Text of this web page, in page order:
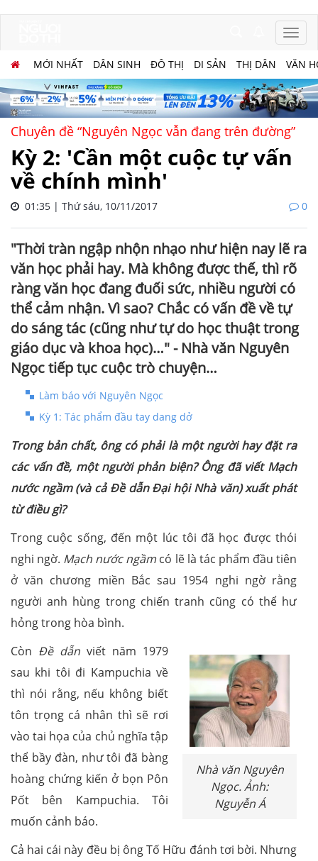
MỚI NHẤT DÂN SINH ĐÔ THỊ DI SẢN THỊ DÂN VĂN
Chuyên đề “Nguyên Ngọc vẫn đang trên đường”
Kỳ 2: 'Cần một cuộc tự vấn
về chính mình'
01:35 | Thứ sáu, 10/11/2017 0
"Thời tràn ngập nhộn nhạo như hiện nay lẽ ra
văn học phải hay. Mà không được thế, thì rõ
ràng văn học đang đuối sức, nhiều người có
thể cảm nhận. Vì sao? Chắc có vấn đề về tự
do sáng tác (cũng như tự do học thuật trong
giáo dục và khoa học)…" - Nhà văn Nguyên
Ngọc tiếp tục cuộc trò chuyện…
Làm báo với Nguyên Ngọc
Kỳ 1: Tác phẩm đầu tay dang dở
Trong bản chất, ông có phải là một người hay đặt ra
các vấn đề, một người phản biện? Ông đã viết Mạch
nước ngầm (và cả Đề dẫn Đại hội Nhà văn) xuất phát
từ điều gì?
Trong cuộc sống, đến một lúc tôi đã học được thói
nghi ngờ. Mạch nước ngầm có lẽ là tác phẩm đầu tiên
ở văn chương miền Bắc sau 1954 nghi ngờ rằng
người anh hùng trong chiến tranh cũng có thể hư
hỏng trong hòa bình.
Nhà văn Nguyên
Ngọc. Ảnh:
Nguyễn Á
Còn Đề dẫn viết năm 1979
sau khi tôi đi Kampuchia về
thì nói rằng, nếu không biết
tôn trọng cá nhân thì sẽ rơi
vào tai họa của chủ nghĩa tập
thể bầy đàn, như tôi đã bàng
hoàng chứng kiến ở bọn Pôn
Pốt bên Kampuchia. Tôi
muốn cảnh báo.
Cả hai cái này đều bị ông Tố Hữu đánh tơi bời. Nhưng